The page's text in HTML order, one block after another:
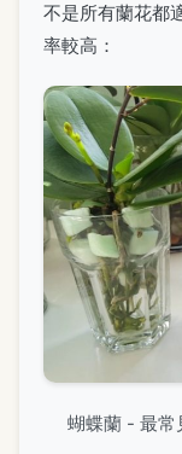
不是所有蘭花都
率較高：
蝴蝶蘭 - 最常